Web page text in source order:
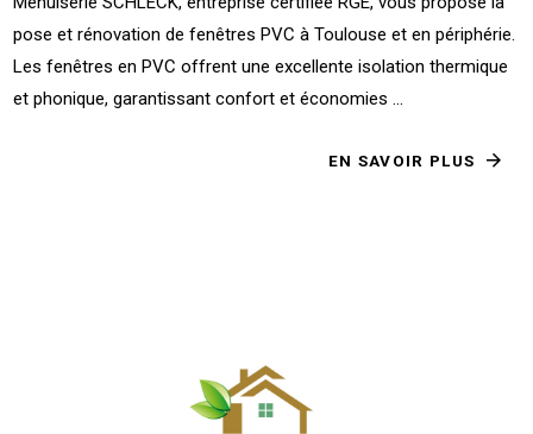
pose et rénovation de fenêtres PVC à Toulouse et en périphérie.
Les fenêtres en PVC offrent une excellente isolation thermique
et phonique, garantissant confort et économies ...
EN SAVOIR PLUS